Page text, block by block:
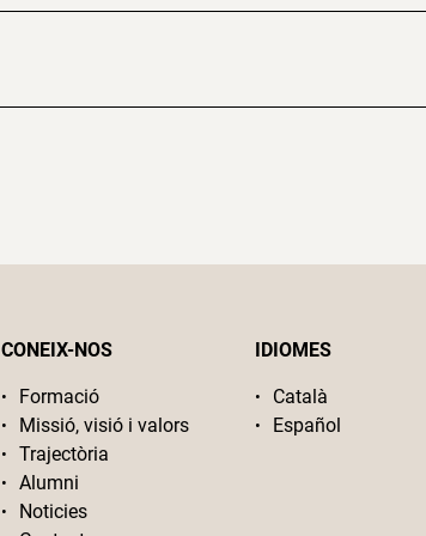
CONEIX-NOS
Formació
Missió, visió i valors
Trajectòria
Alumni
Noticies
IDIOMES
Català
Español